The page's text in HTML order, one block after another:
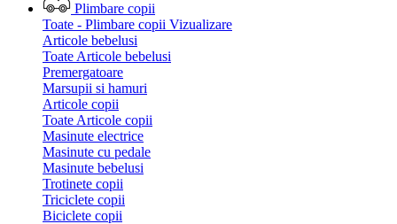
Plimbare copii
Toate - Plimbare copii Vizualizare
Articole bebelusi
Toate Articole bebelusi
Premergatoare
Marsupii si hamuri
Articole copii
Toate Articole copii
Masinute electrice
Masinute cu pedale
Masinute bebelusi
Trotinete copii
Triciclete copii
Biciclete copii